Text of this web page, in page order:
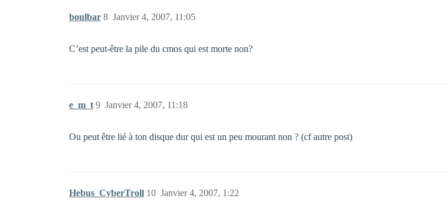
boulbar Janvier 4, 2007, 11:05
8
C’est peut-être la pile du cmos qui est morte non?
e_m_t Janvier 4, 2007, 11:18
9
Ou peut être lié à ton disque dur qui est un peu mourant non ? (cf autre post)
Hebus_CyberTroll Janvier 4, 2007, 1:22
10